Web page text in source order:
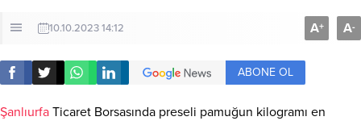
10.10.2023 14:12 A+ A-
ABONE OL
Şanlıurfa Ticaret Borsasında preseli pamuğun kilogramı en